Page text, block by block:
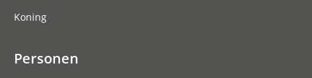
Koning
Personen